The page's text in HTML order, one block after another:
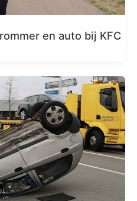
en auto bij KFC